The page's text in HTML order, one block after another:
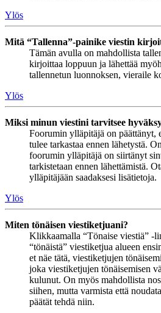
Ylös
Mitä “Tallenna”-painike viestin
Tämän avulla on mahdollista
kirjoittaa loppuun ja lähettää
tallennetun luonnoksen, vieraile
Ylös
Miksi minun viestini tarvitsee
Foorumin ylläpitäjä on päättänyt,
tulee tarkastaa ennen lähetystä.
foorumin ylläpitäjä on siirtänyt
tarkistetaan ennen lähettämistä.
ylläpitäjään saadaksesi lisätietoja.
Ylös
Miten tönäisen viestiketjuani?
Klikkaamalla “Tönaise viestiä” -
“tönäistä” viestiketjua alueen
et näe tätä, viestiketjujen
joka viestiketjujen tönäisemisen
kulunut. On myös mahdollista
siihen, mutta varmista että
päätät tehdä niin.